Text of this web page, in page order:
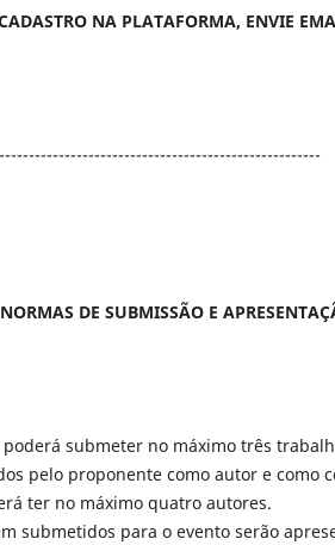
NA PLATAFORMA, ENVIE
NORMAS DE SUBMISSÃO E
submeter no máximo três
pelo proponente como autor e como
ter no máximo quatro autores.
submetidos para o evento serão